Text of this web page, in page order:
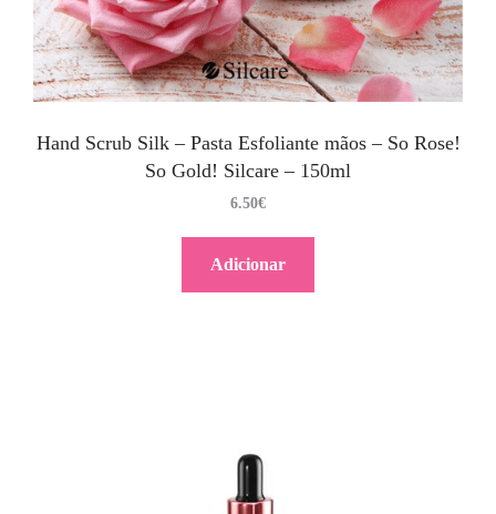
Hand Scrub Silk – Pasta Esfoliante mãos – So Rose!
So Gold! Silcare – 150ml
6.50€
Adicionar